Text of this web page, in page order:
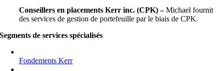
Conseillers en placements Kerr inc. (CPK) –Michael fournit
des services de gestion de portefeuille par le biais de CPK.
Segments de services spécialisés
Fondements Kerr